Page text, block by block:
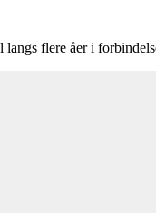
flere åer i